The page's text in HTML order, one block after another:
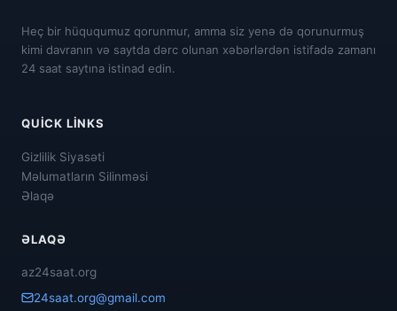
Heç bir hüququmuz qorunmur, amma siz yenə də qorunurmuş
kimi davranın və saytda dərc olunan xəbərlərdən istifadə zamanı
24 saat saytına istinad edin.
QUICK LINKS
Gizlilik Siyasəti
Məlumatların Silinməsi
Əlaqə
ƏLAQƏ
az24saat.org
24saat.org@gmail.com